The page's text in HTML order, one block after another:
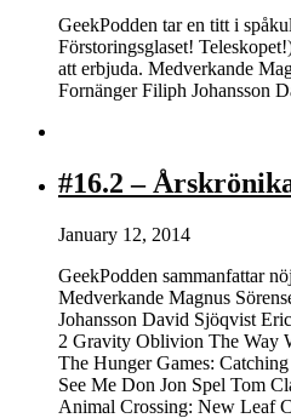
GeekPodden tar en titt i
Förstoringsglaset!
att erbjuda. Medverkande
Fornänger Filiph Johansson
#16.2 –
January 12, 2014
GeekPodden sammanfattar
Medverkande Magnus
Johansson David Sjöqvist
2 Gravity Oblivion The Way
The Hunger Games:
See Me Don Jon Spel Tom
Animal Crossing: New Leaf